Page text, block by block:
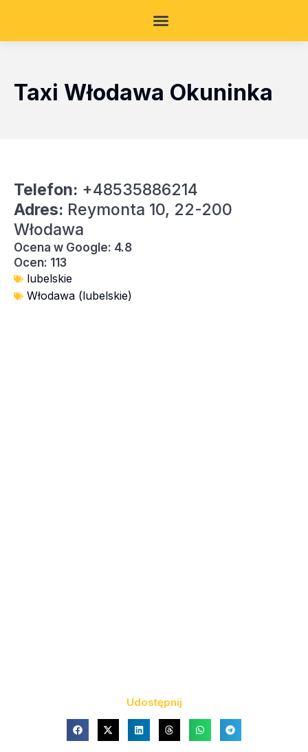
Taxi Włodawa Okuninka
Telefon: +48535886214
Adres: Reymonta 10, 22-200
Włodawa
Ocena w Google: 4.8
Ocen: 113
lubelskie
Włodawa (lubelskie)
Udostępnij